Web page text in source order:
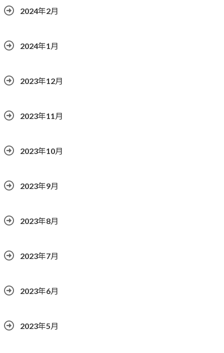
2024年2月
2024年1月
2023年12月
2023年11月
2023年10月
2023年9月
2023年8月
2023年7月
2023年6月
2023年5月